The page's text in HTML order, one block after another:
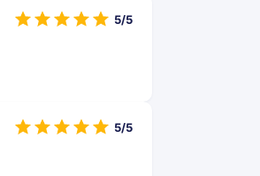
5/5
5/5